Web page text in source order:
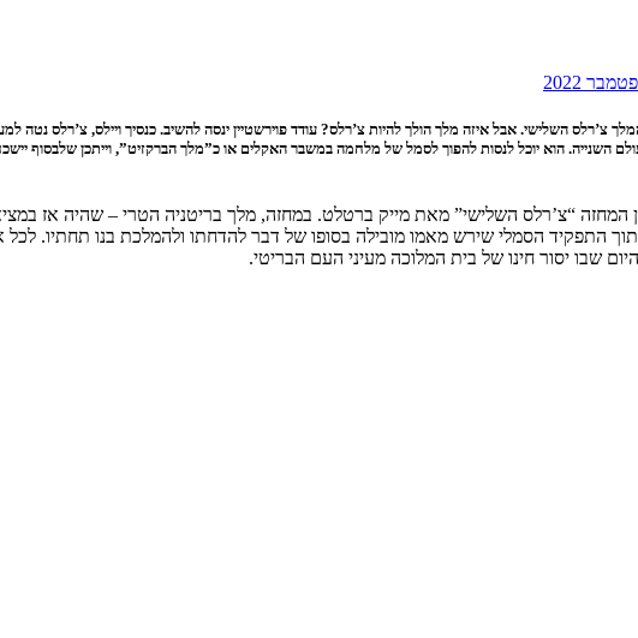
צ’רלס השלישי. אבל איזה מלך הולך להיות צ’רלס? עודד פוירשטיין ינסה להשיב. כנסיך ויילס, צ’רלס נטה
השנייה. הוא יוכל לנסות להפוך לסמל של מלחמה במשבר האקלים או כ”מלך הברקזיט”, וייתכן שלבסוף
המחזה “צ’רלס השלישי” מאת מייק ברטלט. במחזה, מלך בריטניה הטרי – שהיה אז
התפקיד הסמלי שירש מאמו מובילה בסופו של דבר להדחתו ולהמלכת בנו תחתיו. לכל
שבו יסור חינו של בית המלוכה מעיני העם הבריטי.